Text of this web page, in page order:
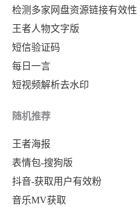
检测多家网盘资源链接有效性
王者人物文字版
短信验证码
每日一言
短视频解析去水印
随机推荐
王者海报
表情包-搜狗版
抖音-获取用户有效粉
音乐MV获取